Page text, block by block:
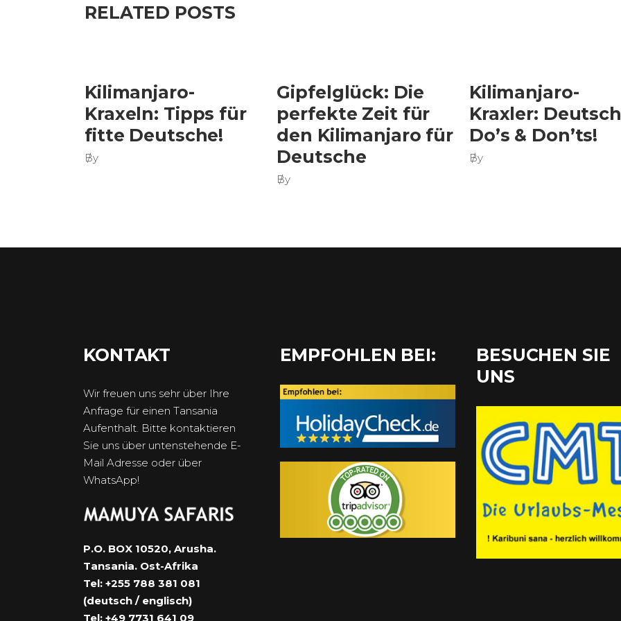
RELATED POSTS
Kilimanjaro-
Kraxeln: Tipps für
fitte Deutsche!
By
Gipfelglück: Die
perfekte Zeit für
den Kilimanjaro für
Deutsche
By
Kilimanjaro-
Kraxler:
Do’s & Don’ts!
By
KONTAKT
Wir freuen uns sehr über Ihre
Anfrage für einen Tansania
Aufenthalt. Bitte kontaktieren
Sie uns über untenstehende E-
Mail Adresse oder über
WhatsApp!
P.O. BOX 10520, Arusha.
Tansania. Ost-Afrika
Tel: +255 788 381 081
(deutsch / englisch)
Tel: +49 7731 641 09
EMPFOHLEN BEI:
BESUCHEN SIE
UNS